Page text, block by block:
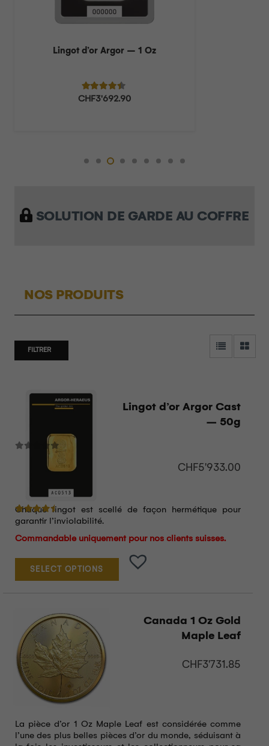
Lingot d’or Argor – 1 Oz
Note4.27sur 5
CHF3'692.90
SOLUTION DE GARDE AU COFFRE
NOS PRODUITS
FILTRER
Lingot d’or Argor Cast
– 50g
Note4.33sur 5
CHF5'933.00
Chaque lingot est scellé de façon hermétique pour
garantir l’inviolabilité.
Commandable uniquement pour nos clients suisses.
SELECT OPTIONS
Canada 1 Oz Gold
Maple Leaf
CHF3'731.85
La pièce d’or 1 Oz Maple Leaf est considérée comme
l’une des plus belles pièces d’or du monde, séduisant à